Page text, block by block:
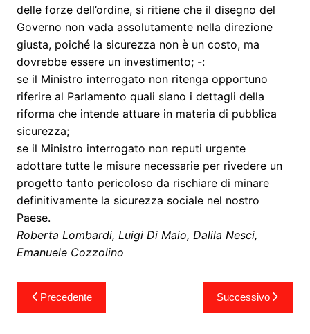
delle forze dell’ordine, si ritiene che il disegno del
Governo non vada assolutamente nella direzione
giusta, poiché la sicurezza non è un costo, ma
dovrebbe essere un investimento; -:
se il Ministro interrogato non ritenga opportuno
riferire al Parlamento quali siano i dettagli della
riforma che intende attuare in materia di pubblica
sicurezza;
se il Ministro interrogato non reputi urgente
adottare tutte le misure necessarie per rivedere un
progetto tanto pericoloso da rischiare di minare
definitivamente la sicurezza sociale nel nostro
Paese.
Roberta Lombardi, Luigi Di Maio, Dalila Nesci,
Emanuele Cozzolino
Navigazione
articoli
Precedente Successivo